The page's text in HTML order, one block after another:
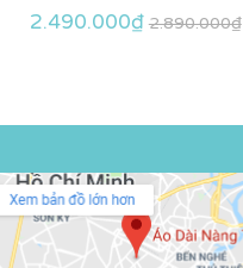
2.490.000₫ 2.890.000₫